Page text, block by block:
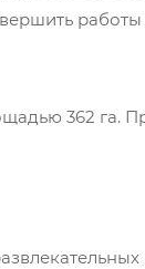
работы
362 га.